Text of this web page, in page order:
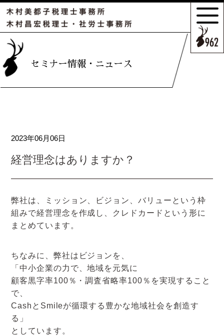
セミナー情報・ニュース
2023年06月06日
経営理念はありますか？
弊社は、ミッション、ビジョン、バリューという枠
組みで経営理念を作成し、クレドカードという形に
まとめています。
ちなみに、弊社はビジョンを、
「中小企業の力で、地域を元気に
顧客黒字率100％・調査省略率100％を実現すること
で、
CashとSmileが循環する豊かな地域社会を創造す
る」
としています。
相続の
お問合せフォーム